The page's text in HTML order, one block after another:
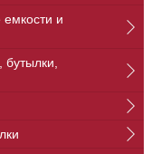
и